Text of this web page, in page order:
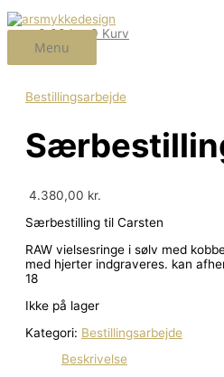
0,00kr. 0 Kurv
Menu
Bestillingsarbejde
4.380,00 kr.
Særbestilling til Carsten
RAW vielsesringe i sølv med
med hjerter indgraveres. kan
18
Ikke på lager
Kategori: Bestillingsarbejde
Beskrivelse